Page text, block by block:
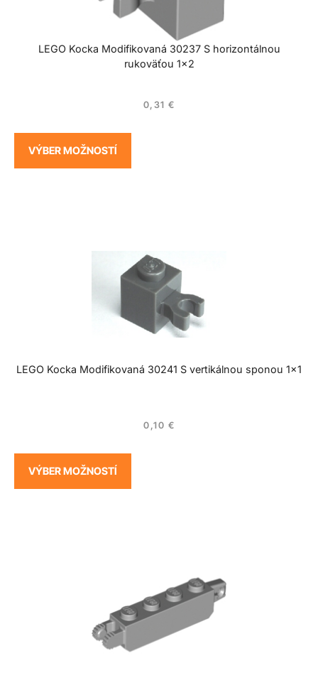
LEGO Kocka Modifikovaná 30237 S horizontálnou
rukoväťou 1×2
0,31 €
VÝBER MOŽNOSTÍ
LEGO Kocka Modifikovaná 30241 S vertikálnou sponou 1×1
0,10 €
VÝBER MOŽNOSTÍ